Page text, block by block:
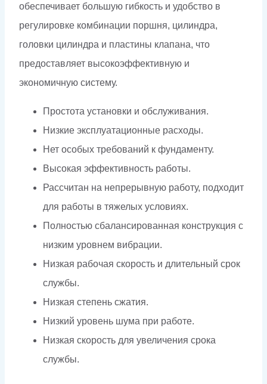
обеспечивает большую гибкость и удобство в
регулировке комбинации поршня, цилиндра,
головки цилиндра и пластины клапана, что
предоставляет высокоэффективную и
экономичную систему.
Простота установки и обслуживания.
Низкие эксплуатационные расходы.
Нет особых требований к фундаменту.
Высокая эффективность работы.
Рассчитан на непрерывную работу, подходит
для работы в тяжелых условиях.
Полностью сбалансированная конструкция с
низким уровнем вибрации.
Низкая рабочая скорость и длительный срок
службы.
Низкая степень сжатия.
Низкий уровень шума при работе.
Низкая скорость для увеличения срока
службы.